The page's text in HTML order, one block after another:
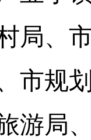
局、
市规
游局